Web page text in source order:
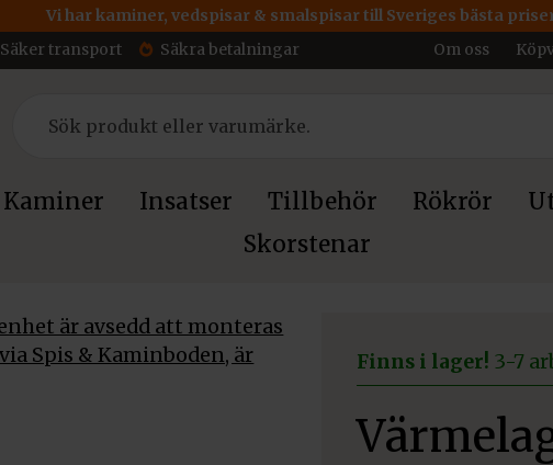
Vi har kaminer, vedspisar & smalspisar till Sveriges bästa
Säker transport Säkra betalningar Om oss
Kaminer Insatser Tillbehör Rökrör
Skorstenar
Finns i lager! 3-7